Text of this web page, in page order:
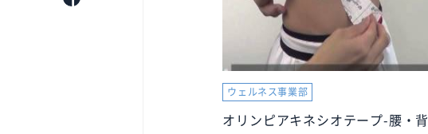
ウェルネス事業部
オリンピアキネシオテープ-腰・背